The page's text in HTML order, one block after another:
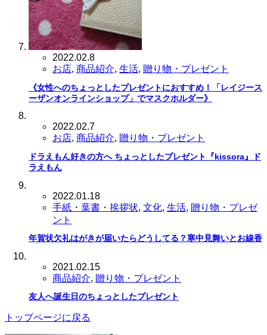
2022.02.8
お店, 商品紹介, 生活, 贈り物・プレゼント
《女性へのちょっとしたプレゼントにおすすめ！「レイジース
ーザンオンラインショップ」でマスクホルダー》
2022.02.7
お店, 商品紹介, 贈り物・プレゼント
ドラえもん好きの方へ ちょっとしたプレゼント『kissora』ド
ラえもん
2022.01.18
手紙・葉書・挨拶状, 文化, 生活, 贈り物・プレゼ
ント
年賀状欠礼はがきが届いたらどうしてる？寒中見舞いとお線香
2021.02.15
商品紹介, 贈り物・プレゼント
友人へ誕生日のちょっとしたプレゼント
トップページに戻る